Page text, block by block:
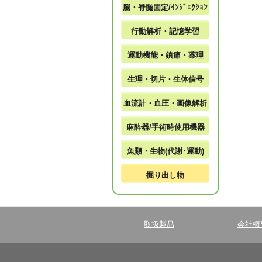
脳・脊髄固定/ｲﾝｼﾞｪｸｼｮﾝ
行動解析・記憶学習
運動機能・鎮痛・薬理
生理・切片・生体信号
血流計・血圧・画像解析
麻酔器/手術時使用機器
魚類・生物(代謝･運動)
掘り出し物
取扱製品 会社概